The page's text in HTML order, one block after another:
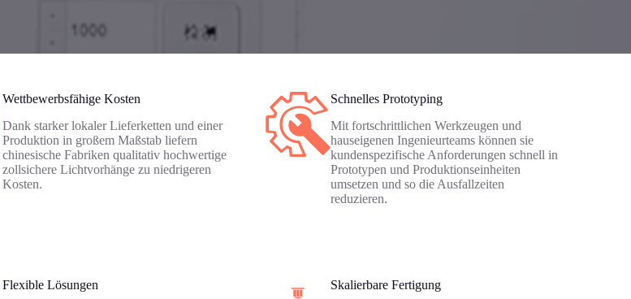
Wettbewerbsfähige Kosten
Dank starker lokaler Lieferketten und einer
Produktion in großem Maßstab liefern
chinesische Fabriken qualitativ hochwertige
zollsichere Lichtvorhänge zu niedrigeren
Kosten.
Schnelles Prototyping
Mit fortschrittlichen Werkzeugen und
hauseigenen Ingenieurteams können sie
kundenspezifische Anforderungen schnell in
Prototypen und Produktionseinheiten
umsetzen und so die Ausfallzeiten
reduzieren.
Flexible Lösungen
Skalierbare Fertigung